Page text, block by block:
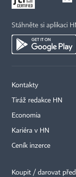
Stáhněte si aplikaci
Kontakty
Tiráž redakce HN
Economia
Kariéra v HN
Ceník inzerce
Koupit / darovat